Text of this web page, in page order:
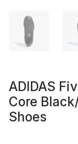
ADIDAS
Core
Shoes